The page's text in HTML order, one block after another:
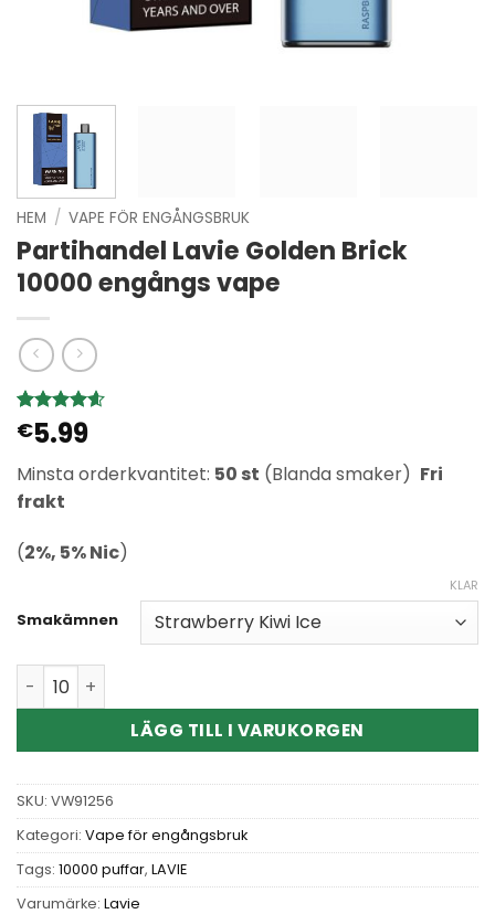
HEM / VAPE FÖR ENGÅNGSBRUK
Partihandel Lavie Golden Brick
10000 engångs vape
Betygsatt
4.6av 5
5
kundrecensioner
€5.99
Minsta orderkvantitet: 50 st (Blanda smaker) Fri
frakt
(2%, 5% Nic)
Smakämnen
KLAR
Wholesale Lavie Golden Brick 10000 disposable vape
LÄGG TILL I VARUKORGEN
SKU: VW91256
Kategori: Vape för engångsbruk
Tags: 10000 puffar, LAVIE
Varumärke: Lavie